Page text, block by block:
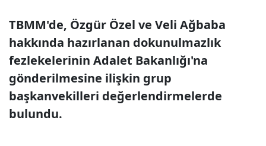
TBMM'de, Özgür Özel ve Veli Ağbaba
hakkında hazırlanan dokunulmazlık
fezlekelerinin Adalet Bakanlığı'na
gönderilmesine ilişkin grup
başkanvekilleri değerlendirmelerde
bulundu.